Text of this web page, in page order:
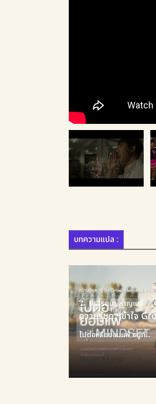
บทความแปล :
ปรารถนา หาญเมธี
ความรู้ชุด: เข้าใจ
ไปต่อหรือยอมแพ้ อยู่ที่...
Read More